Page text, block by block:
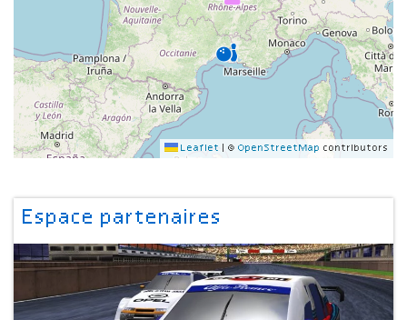
Leaflet © OpenStreetMap contributors
Espace partenaires